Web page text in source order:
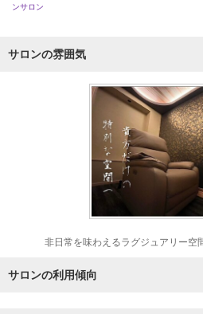
ンサロン
サロンの雰囲気
非日常を味わえるラグジュアリー空
サロンの利用傾向